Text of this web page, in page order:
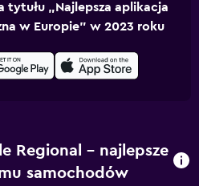
tytułu „Najlepsza aplikacja
w Europie” w 2023 roku
Regional – najlepsze
samochodów